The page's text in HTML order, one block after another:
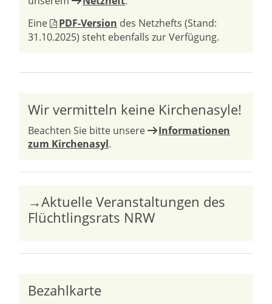
Eine
PDF-Version des Netzhefts (Stand:
31.10.2025) steht ebenfalls zur Verfügung.
Wir vermitteln keine Kirchenasyle!
Beachten Sie bitte unsere
Informationen
zum Kirchenasyl.
→Aktuelle Veranstaltungen des
Flüchtlingsrats NRW
Bezahlkarte